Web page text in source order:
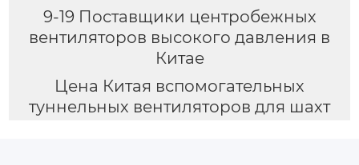
9-19 Поставщики центробежных
вентиляторов высокого давления в
Китае
Цена Китая вспомогательных
туннельных вентиляторов для шахт